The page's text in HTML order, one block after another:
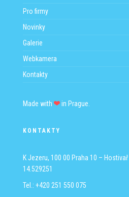
Pro firmy
Novinky
Galerie
Webkamera
Kontakty
Made with in Prague.
KONTAKTY
K Jezeru, 100 00 Praha 10 – Hostivař
14.529251
Tel.: +420 251 550 075